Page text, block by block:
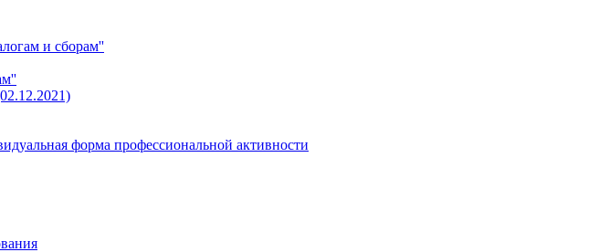
и сборам''
форма профессиональной активности